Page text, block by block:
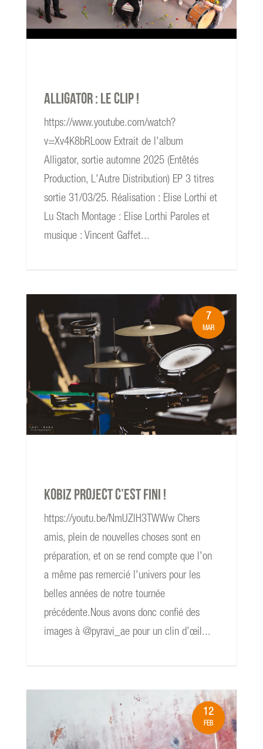
Alligator : le clip !
https://www.youtube.com/watch?
v=Xv4K8bRLoow Extrait de l'album
Alligator, sortie automne 2025 (Entêtés
Production, L'Autre Distribution) EP 3 titres
sortie 31/03/25. Réalisation : Elise Lorthi et
Lu Stach Montage : Elise Lorthi Paroles et
musique : Vincent Gaffet...
Kobiz Project c’est fini !
https://youtu.be/NmUZIH3TWWw Chers
amis, plein de nouvelles choses sont en
préparation, et on se rend compte que l'on
a même pas remercié l'univers pour les
belles années de notre tournée
précédente.Nous avons donc confié des
images à @pyravi_ae pour un clin d’œil...
7
MAR
12
FEB